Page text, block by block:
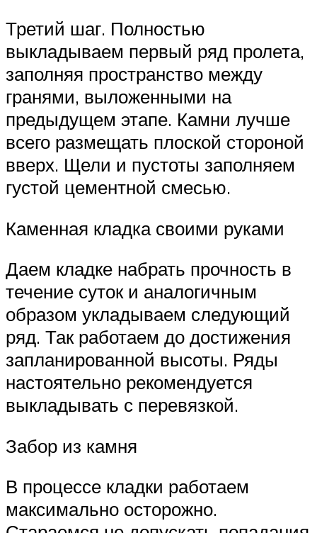
Третий шаг. Полностью
выкладываем первый ряд пролета,
заполняя пространство между
гранями, выложенными на
предыдущем этапе. Камни лучше
всего размещать плоской стороной
вверх. Щели и пустоты заполняем
густой цементной смесью.
Каменная кладка своими руками
Даем кладке набрать прочность в
течение суток и аналогичным
образом укладываем следующий
ряд. Так работаем до достижения
запланированной высоты. Ряды
настоятельно рекомендуется
выкладывать с перевязкой.
Забор из камня
В процессе кладки работаем
максимально осторожно.